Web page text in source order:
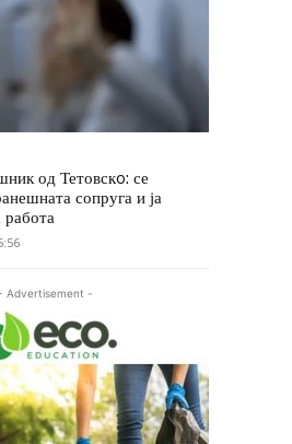
од Тетовскo: се
сопруга и ја
Advertisement -